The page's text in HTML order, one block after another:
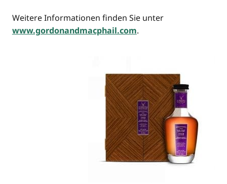
Wei­te­re Infor­ma­tio­nen fin­den Sie unter
www.gordonandmacphail.com.